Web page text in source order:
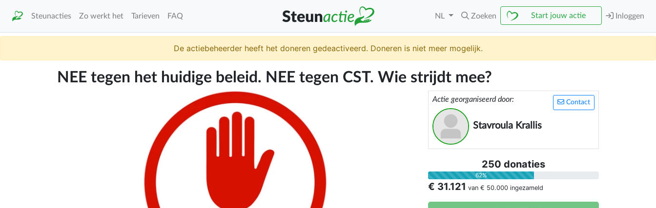
Steunacties Zo werkt het Tarieven FAQ NL Zoeken Start jouw actie Inloggen
De actiebeheerder heeft het doneren gedeactiveerd. Doneren is niet meer mogelijk.
NEE tegen het huidige beleid. NEE tegen CST. Wie strijdt mee?
Contact
Actie georganiseerd door:
Stavroula Krallis
250 donaties
62%
€ 31.121 van € 50.000 ingezameld